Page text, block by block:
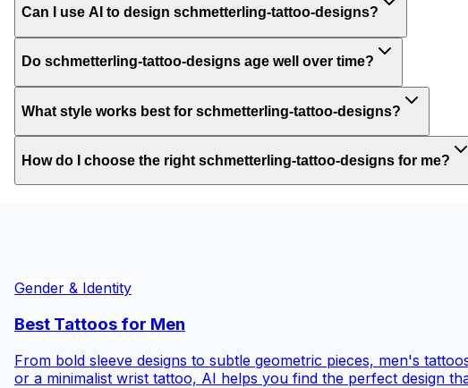
Can I use AI to design schmetterling-tattoo-designs?
Do schmetterling-tattoo-designs age well over time?
What style works best for schmetterling-tattoo-designs?
How do I choose the right schmetterling-tattoo-designs for me?
Gender & Identity
Best Tattoos for Men
From bold sleeve designs to subtle geometric pieces, men's
or a minimalist wrist tattoo, AI helps you find the perfect design